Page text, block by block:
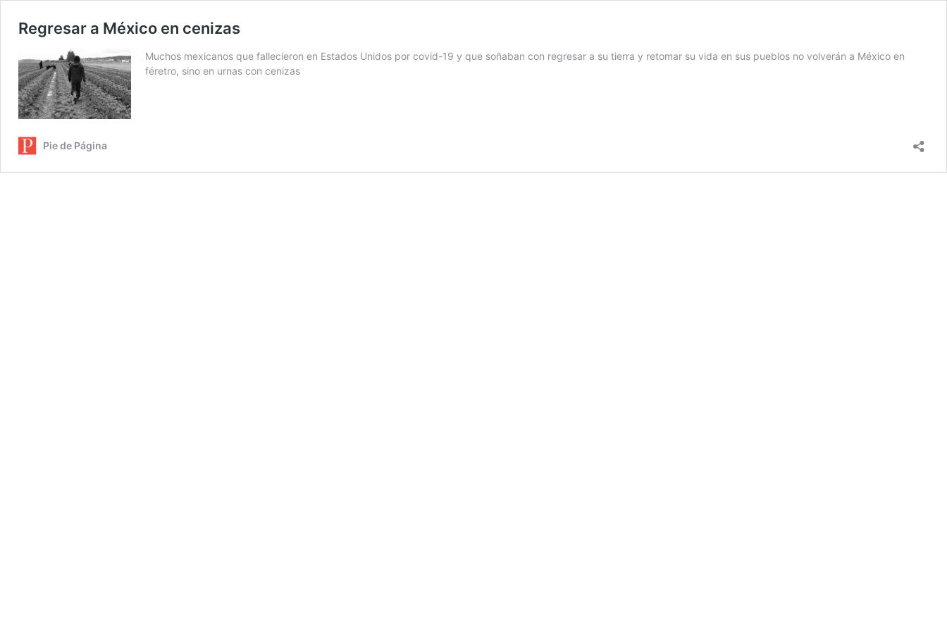
Regresar a México en cenizas
Muchos mexicanos que fallecieron en Estados Unidos por covid-19 y que soñaban con regresar a su tierra y retomar su vida en sus pueblos no volverán a México en
féretro, sino en urnas con cenizas
Pie de Página